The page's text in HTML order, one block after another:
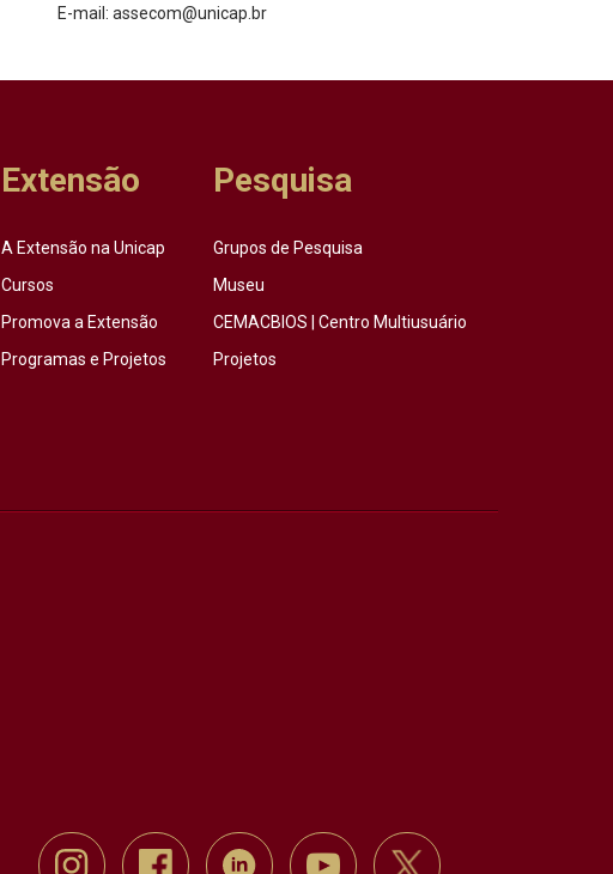
E-mail: assecom@unicap.br
Extensão
A Extensão na Unicap
Cursos
Promova a Extensão
Programas e Projetos
Pesquisa
Grupos de Pesquisa
Museu
CEMACBIOS | Centro Multiusuário
Projetos